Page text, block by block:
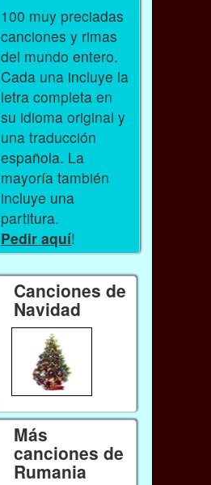
100 muy preciadas
canciones y rimas
del mundo entero.
Cada una incluye la
letra completa en
su idioma original y
una traducción
española. La
mayoría también
incluye una
partitura.
Pedir aquí!
Canciones de
Navidad
Más
canciones de
Rumania